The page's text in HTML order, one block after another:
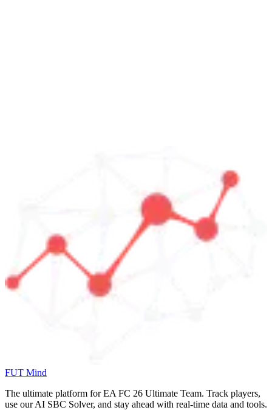
FUT Mind
The ultimate platform for EA FC 26 Ultimate Team. Track players,
use our AI SBC Solver, and stay ahead with real-time data and tools.